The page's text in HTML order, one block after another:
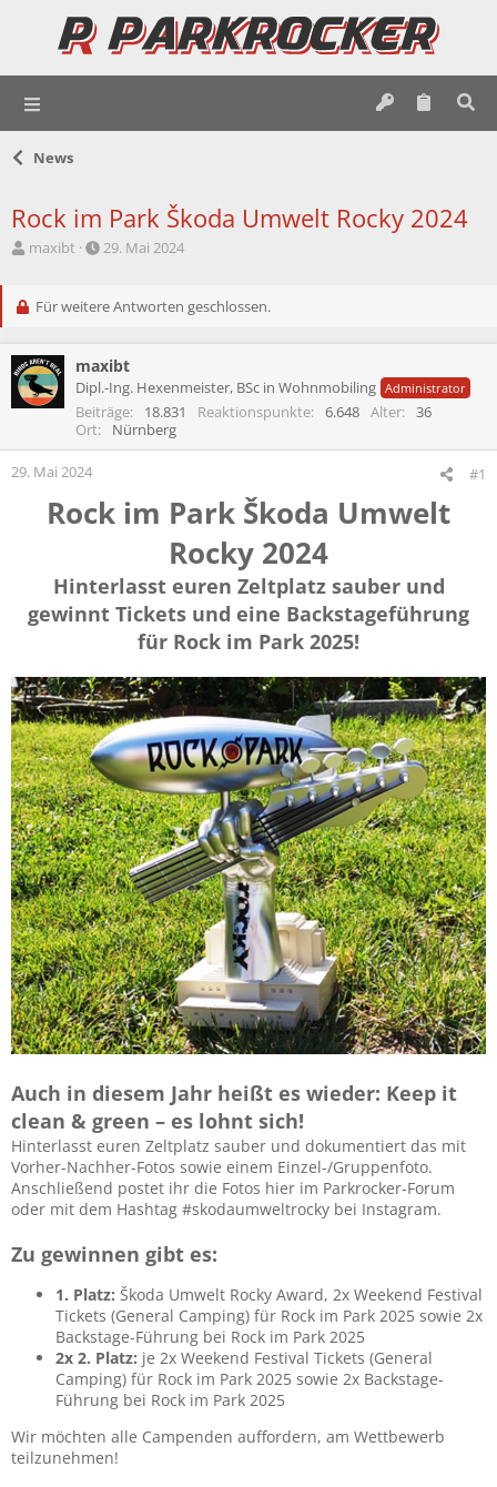
News
Rock im Park Škoda Umwelt Rocky 2024
E
t
l
e
r
maxibt
E
t
l
t
a
m
29. Mai 2024
Für weitere Antworten geschlossen.
maxibt
Dipl.-Ing. Hexenmeister, BSc in Wohnmobiling Administrator
Beiträge 18.831 Reaktionspunkte 6.648 Alter
36
Ort
Nürnberg
29. Mai 2024 #1
Rock im Park Škoda Umwelt
Rocky 2024
Hinterlasst euren Zeltplatz sauber und
gewinnt Tickets und eine Backstageführung
für Rock im Park 2025!
Auch in diesem Jahr heißt es wieder: Keep it
clean & green – es lohnt sich!
Hinterlasst euren Zeltplatz sauber und dokumentiert das mit
Vorher-Nachher-Fotos sowie einem Einzel-/Gruppenfoto.
Anschließend postet ihr die Fotos hier im Parkrocker-Forum
oder mit dem Hashtag #skodaumweltrocky bei Instagram.
Zu gewinnen gibt es:
1. Platz: Škoda Umwelt Rocky Award, 2x Weekend Festival
Tickets (General Camping) für Rock im Park 2025 sowie 2x
Backstage-Führung bei Rock im Park 2025
2x 2. Platz: je 2x Weekend Festival Tickets (General
Camping) für Rock im Park 2025 sowie 2x Backstage-
Führung bei Rock im Park 2025
Wir möchten alle Campenden auffordern, am Wettbewerb
teilzunehmen!